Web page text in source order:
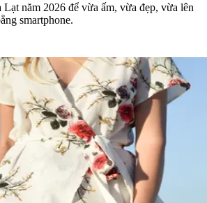
năm 2026 để vừa ấm, vừa đẹp, vừa lên
smartphone.